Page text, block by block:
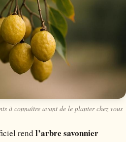
à connaître avant de le planter chez vous
rend l’arbre savonnier